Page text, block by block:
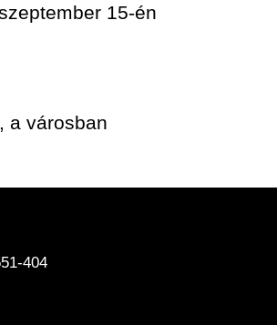
15-én
a városban
404